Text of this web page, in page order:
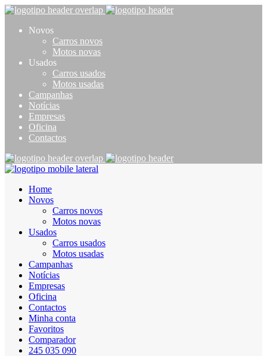
Novos
Carros novos
Motos novas
Usados
Carros usados
Motos usadas
Campanhas
Notícias
Empresas
Oficina
Contactos
Home
Novos
Carros novos
Motos novas
Usados
Carros usados
Motos usadas
Campanhas
Notícias
Empresas
Oficina
Contactos
Minha conta
Favoritos
Comparador
245 035 090